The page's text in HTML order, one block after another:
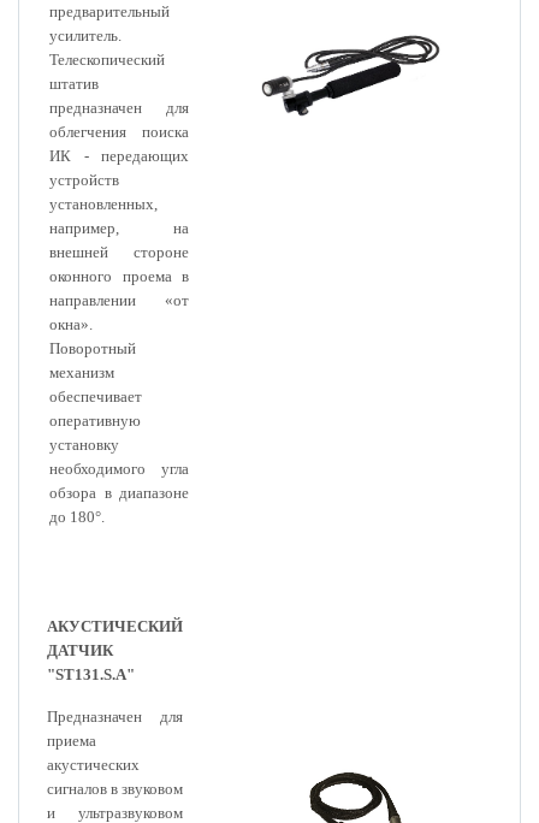
предварительный
усилитель.
Телескопический
штатив
предназначен для
облегчения поиска
ИК - передающих
устройств
установленных,
например, на
внешней стороне
оконного проема в
направлении «от
окна».
Поворотный
механизм
обеспечивает
оперативную
установку
необходимого угла
обзора в диапазоне
до 180°.
АКУСТИЧЕСКИЙ
ДАТЧИК
"ST131.S.A"
Предназначен для
приема
акустических
сигналов в звуковом
и ультразвуковом